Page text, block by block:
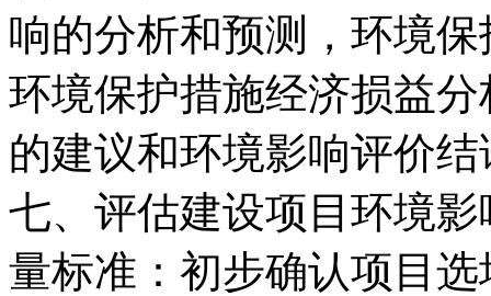
响的分析和预测，环境
环境保护措施经济损益
的建议和环境影响评价结
七、评估建设项目环境
量标准：初步确认项目